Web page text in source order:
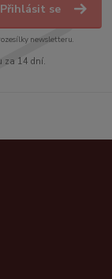
Přihlásit se
newsletteru.
za 14 dní.